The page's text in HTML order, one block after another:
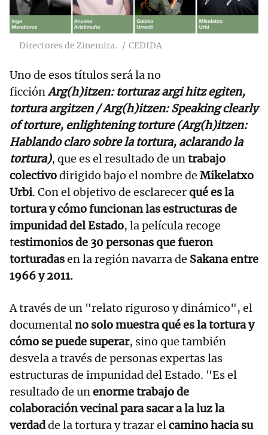
Directores de Zinemira. CEDIDA
Uno de esos títulos será la no
ficciónArg(h)itzen: torturaz argi hitz egiten,
tortura argitzen / Arg(h)itzen: Speaking clearly
of torture, enlightening torture (Arg(h)itzen:
Hablando claro sobre la tortura, aclarando la
tortura), que es el resultado de untrabajo
colectivodirigido bajo el nombre de Mikelatxo
Urbi. Con el objetivo de esclarecerqué es la
tortura y cómo funcionan las estructuras de
impunidad del Estado, la película recoge
testimonios de 30 personas que fueron
torturadasen la región navarra de Sakana entre
1966 y 2011.
A través de un "relato riguroso y dinámico", el
documentalno solo muestra qué es la tortura y
cómo se puede superar, sino que también
desvela a través de personas expertas las
estructuras de impunidad del Estado. "Es el
resultado de unenorme trabajo de
colaboración vecinal para sacar a la luz la
verdadde la tortura y trazar elcamino hacia su